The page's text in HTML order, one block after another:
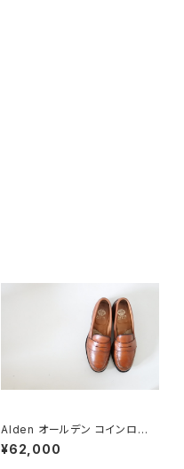
Alden オールデン コインローフ
ァー #985 6E 旧ロゴ
¥62,000